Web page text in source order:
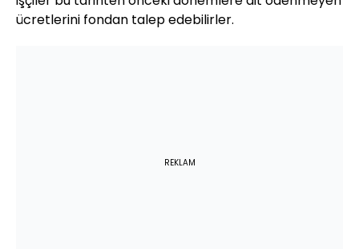
ücretlerini fondan talep edebilirler.
REKLAM